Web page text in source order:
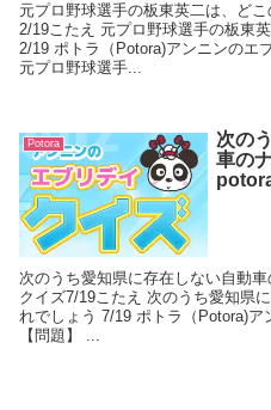
元プロ野球選手の板東英二は、ど
2/19こたえ 元プロ野球選手の板東
2/19 ポトラ（Potora)アンニンのエ
元プロ野球選手...
Potora
次の
車の
次のうち愛知県に存在しない自動
クイズ7/19こたえ 次のうち愛知県
れでしょう 7/19 ポトラ（Potora)ア
【問題】 ...